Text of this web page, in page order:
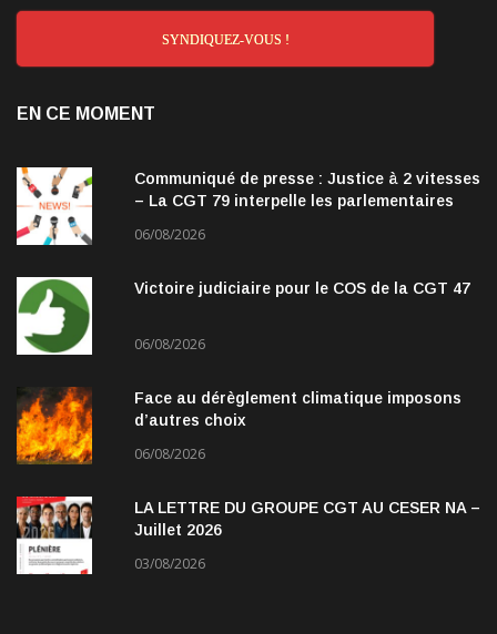
SYNDIQUEZ-VOUS !
EN CE MOMENT
Communiqué de presse : Justice à 2 vitesses
– La CGT 79 interpelle les parlementaires
06/08/2026
Victoire judiciaire pour le COS de la CGT 47
06/08/2026
Face au dérèglement climatique imposons
d’autres choix
06/08/2026
LA LETTRE DU GROUPE CGT AU CESER NA –
Juillet 2026
03/08/2026